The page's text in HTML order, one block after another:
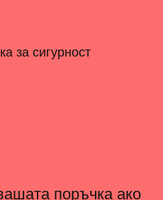
за сигурност
поръчка ако